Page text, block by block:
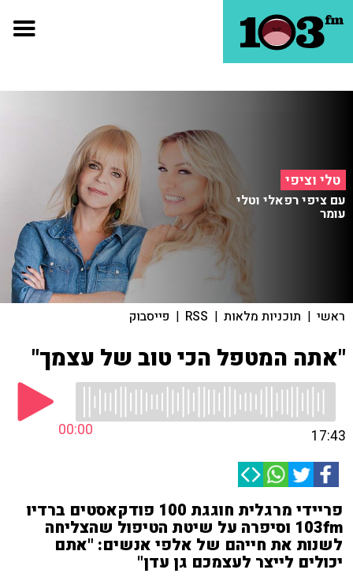
טלי וציפי
עם ציפי רפאלי וטלי
עומר
ראשי | תוכניות מלאות |
RSS
| פייסבוק
"אתה המטפל הכי טוב של עצמך"
00:00 17:43
פריידי מרגלית חוגגת 100 פודקאסטים ברדיו
103fm וסיפרה על שיטת הטיפול שהצליחה
לשנות את חייהם של אלפי אנשים: "אתם
יכולים לייצר לעצמכם גן עדן"